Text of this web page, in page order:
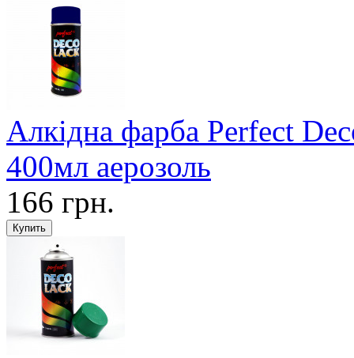
Алкідна фарба Perfect
400мл аерозоль
166 грн.